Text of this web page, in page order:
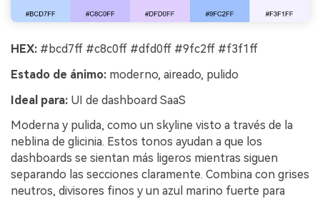
HEX: #bcd7ff #c8c0ff #dfd0ff #9fc2ff #f3f1ff
Estado de ánimo: moderno, aireado, pulido
Ideal para: UI de dashboard SaaS
Moderna y pulida, como un skyline visto a través de la
neblina de glicinia. Estos tonos ayudan a que los
dashboards se sientan más ligeros mientras siguen
separando las secciones claramente. Combina con grises
neutros, divisores finos y un azul marino fuerte para